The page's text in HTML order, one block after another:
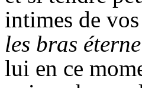
intimes de
les bras
lui en ce